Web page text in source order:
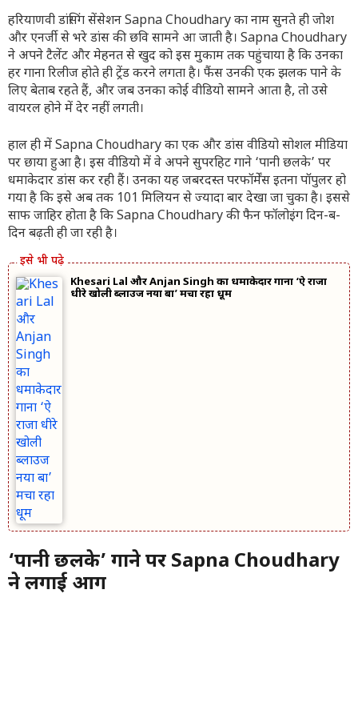
हरियाणवी डांसिंग सेंसेशन Sapna Choudhary का नाम सुनते ही जोश
और एनर्जी से भरे डांस की छवि सामने आ जाती है। Sapna Choudhary
ने अपने टैलेंट और मेहनत से खुद को इस मुकाम तक पहुंचाया है कि उनका
हर गाना रिलीज होते ही ट्रेंड करने लगता है। फैंस उनकी एक झलक पाने के
लिए बेताब रहते हैं, और जब उनका कोई वीडियो सामने आता है, तो उसे
वायरल होने में देर नहीं लगती।
हाल ही में Sapna Choudhary का एक और डांस वीडियो सोशल मीडिया
पर छाया हुआ है। इस वीडियो में वे अपने सुपरहिट गाने ‘पानी छलके’ पर
धमाकेदार डांस कर रही हैं। उनका यह जबरदस्त परफॉर्मेंस इतना पॉपुलर हो
गया है कि इसे अब तक 101 मिलियन से ज्यादा बार देखा जा चुका है। इससे
साफ जाहिर होता है कि Sapna Choudhary की फैन फॉलोइंग दिन-ब-
दिन बढ़ती ही जा रही है।
Khesari Lal और Anjan Singh का धमाकेदार गाना ‘ऐ राजा
धीरे खोली ब्लाउज नया बा’ मचा रहा धूम
‘पानी छलके’ गाने पर Sapna Choudhary
ने लगाई आग